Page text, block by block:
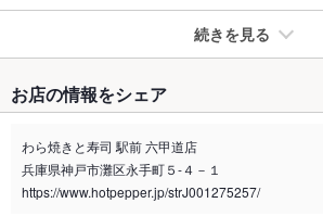
続きを見る
禁煙・喫煙
全席禁煙
喫煙専用室 あり
お店の情報をシェア
わら焼きと寿司 駅前 六甲道店
兵庫県神戸市灘区永手町５-４－１
https://www.hotpepper.jp/strJ001275257/